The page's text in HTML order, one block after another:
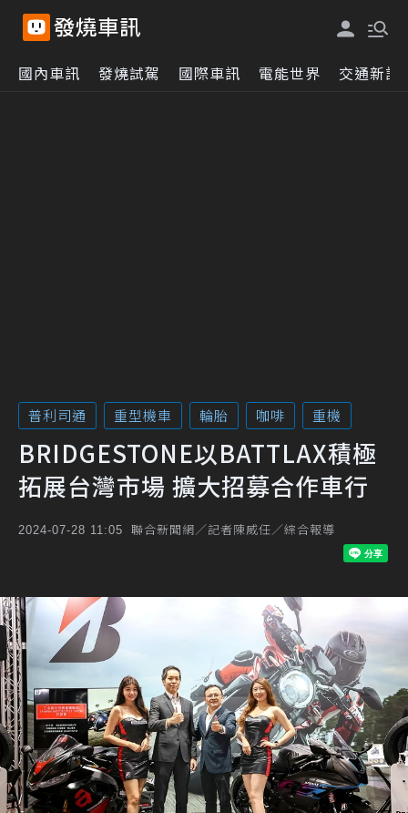
國內車訊 發燒試駕 國際車訊 電能世界 交通新訊
普利司通 重型機車 輪胎 咖啡 重機
BRIDGESTONE以BATTLAX積極
拓展台灣市場 擴大招募合作車行
2024-07-28 11:05 聯合新聞網／記者陳威任／綜合報導